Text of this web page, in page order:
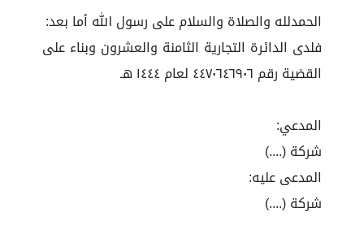
الحمدلله والصلاة والسلام على رسول الله أما بعد:
فلدى الدائرة التجارية الثامنة والعشرون وبناء على
القضية رقم ٤٤٧٠٦٤٦٩٠٦ لعام ١٤٤٤ هـ
المدعي:
شركة (....)
المدعى عليه:
شركة (....)